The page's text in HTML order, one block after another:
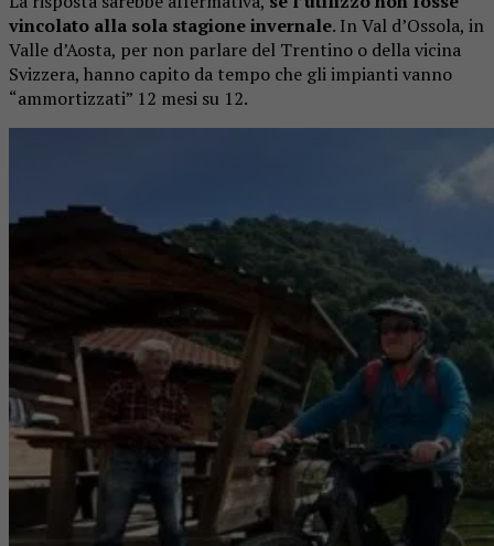
vincolato alla sola stagione invernale. In Val d’Ossola, in
Valle d’Aosta, per non parlare del Trentino o della vicina
Svizzera, hanno capito da tempo che gli impianti vanno
“ammortizzati” 12 mesi su 12.